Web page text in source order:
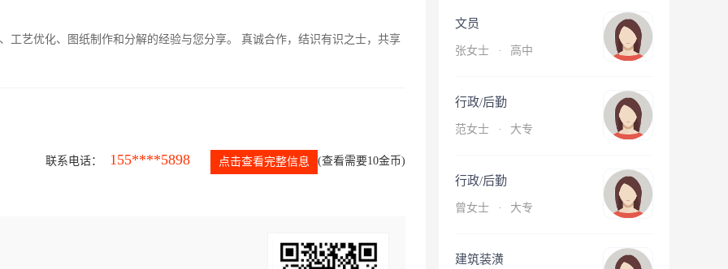
工艺优化、图纸制作和分解的经验与您分享。 真诚合作，结识有识之士，共享
联系电话： 155****5898 点击查看完整信息 (查看需要10金币)
文员
张女士 · 高中
行政/后勤
范女士 · 大专
行政/后勤
曾女士 · 大专
建筑装潢